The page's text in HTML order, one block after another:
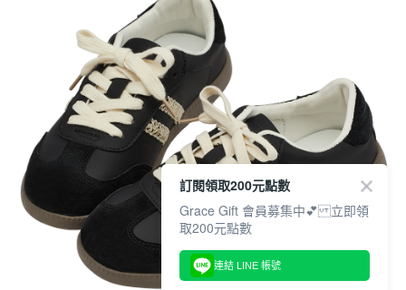
訂閱領取200元點數
Grace Gift 會員募集中💕 立即領
取200元點數
連結 LINE 帳號